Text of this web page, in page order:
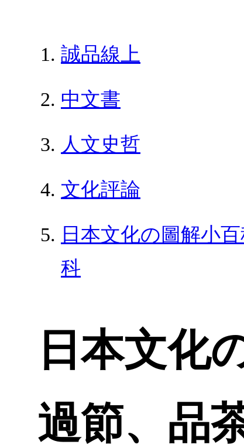
誠品線上
中文書
人文史哲
文化評論
日本文化の圖解小
科
日本文化
過節、品